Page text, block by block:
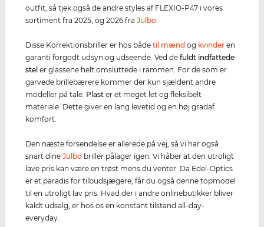
outfit, så tjek også de andre styles af FLEXIO-P47 i vores
sortiment fra 2025, og 2026 fraJulbo
Disse Korrektionsbriller er hos bådetil mænd og kvinder en
garanti forgodt udsyn og udseende. Ved defuldt indfattede
stel er glassene helt omsluttede i rammen. For de som er
garvede brillebærere kommer der kun sjældent andre
modeller på tale. Plast er et meget let og fleksibelt
materiale. Dette giver en lang levetid og en høj gradaf
komfort.
Den næste forsendelse er allerede på vej, så vi har også
snart dineJulbo briller pålager igen. Vi håber at den utroligt
lave pris kan være en trøst mens du venter. Da Edel-Optics
er et paradis for tilbudsjægere, får du også denne topmodel
til en utroligt lav pris. Hvad der i andre onlinebutikker bliver
kaldt udsalg, er hos os en konstant tilstand all-day-
everyday.